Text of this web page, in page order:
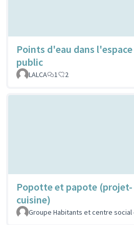
Points d'eau dans l'espace
public
LALCA
1 2
Popotte et papote (projet-
cuisine)
Groupe Habitants et centre social